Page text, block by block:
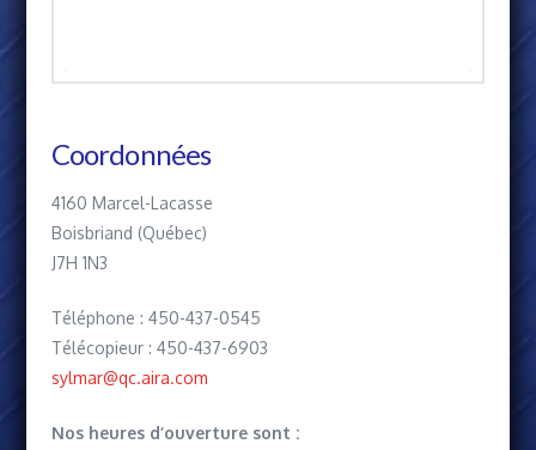
Coordonnées
4160 Marcel-Lacasse
Boisbriand (Québec)
J7H 1N3
Téléphone : 450-437-0545
Télécopieur : 450-437-6903
sylmar@qc.aira.com
Nos heures d’ouverture sont :